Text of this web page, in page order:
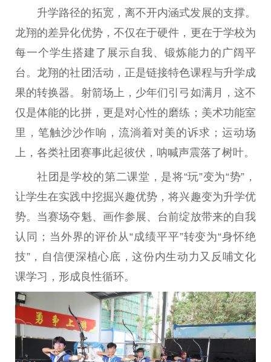
升学路径的拓宽，离不开内涵式发展的支撑。
龙翔的差异化优势，不仅在于硬件，更在于学校为
每一个学生搭建了展示自我、锻炼能力的广阔平
台 。龙翔的社团活动，正是链接特色课程与升学成
果的转换器。射箭场上，少年们引弓如满月，这不
仅是体能的比拼，更是对心性的磨练；美术功能室
里，笔触沙沙作响，流淌着对美的诉求；运动场
上，各类社团赛事此起彼伏，呐喊声震落了树叶。
社团是学校的第二课堂，是将“玩”变为“势”，
让学生在实践中挖掘兴趣优势，将兴趣变为升学优
势。当赛场夺魁、画作参展、 台前绽放带来的自我
认同；当外界的评价从“成绩平平”转变为“身怀绝
技”，自信便深植心底，这份内生动力又反哺文化
课学习 ，形成良性循环。